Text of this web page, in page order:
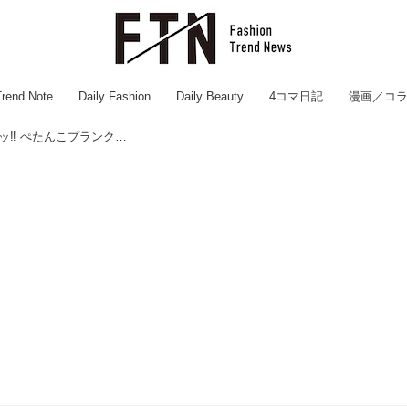
Trend Note Daily Fashion Daily Beauty 4コマ日記 漫画／コ